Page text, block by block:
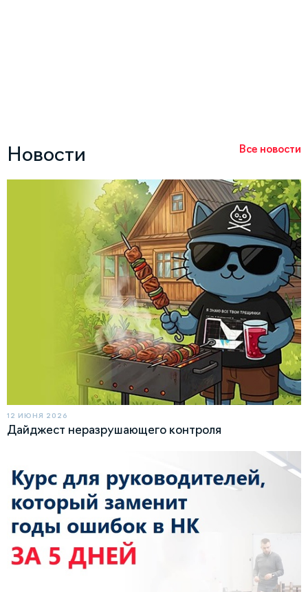
Новости Все новости
12 ИЮНЯ 2026
Дайджест неразрушающего контроля